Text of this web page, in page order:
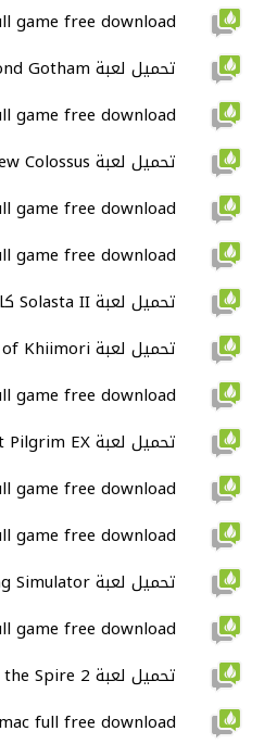
game free download
تحميل لعبة Lego Batman 3 Beyond Gotham كامله اصليه للكمبيوتر
game free download
تحميل لعبة Wolfenstein II The New Colossus كامله اصليه للكمبيوتر
game free download
game free download
تحميل لعبة Solasta II كاملة اصلية للكمبيوتر
تحميل لعبة The Legend of Khiimori كاملة اصلية للكمبيوتر
game free download
تحميل لعبة Scott Pilgrim EX كاملة للكمبيوتر
game free download
game free download
تحميل لعبة Taxi Life A City Driving Simulator كامله للكمبيوتر
game free download
تحميل لعبة Slay the Spire 2 كامله للكمبيوتر
full free download